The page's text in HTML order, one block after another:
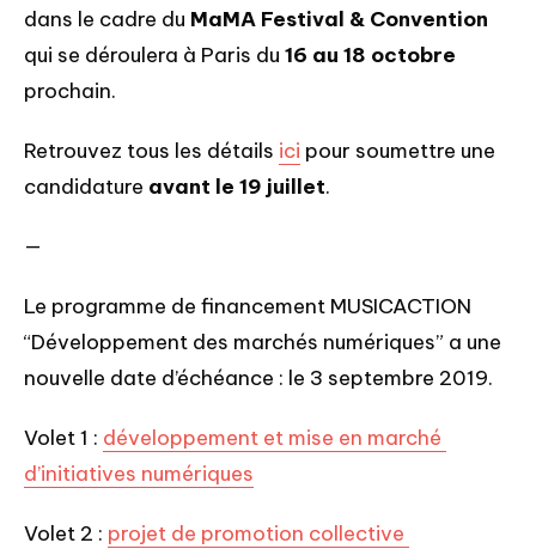
dans le cadre du MaMA Festival & Convention
qui se déroulera à Paris du
prochain.
Retrouvez tous les détails ici pour soumettre une
candidature avant le 19 juillet.
—
Le programme de financement MUSICACTION
“Développement des marchés numériques” a une
nouvelle date d’échéance : le 3 septembre 2019.
Volet 1 : développement et mise en marché
d’initiatives numériques
Volet 2 : projet de promotion collective